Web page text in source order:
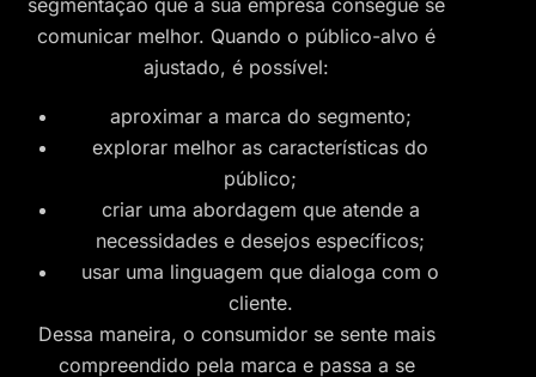
segmentação que a sua empresa consegue se
comunicar melhor. Quando o público-alvo é
ajustado, é possível:
aproximar a marca do segmento;
explorar melhor as características do
público;
criar uma abordagem que atende a
necessidades e desejos específicos;
usar uma linguagem que dialoga com o
cliente.
Dessa maneira, o consumidor se sente mais
compreendido pela marca e passa a se